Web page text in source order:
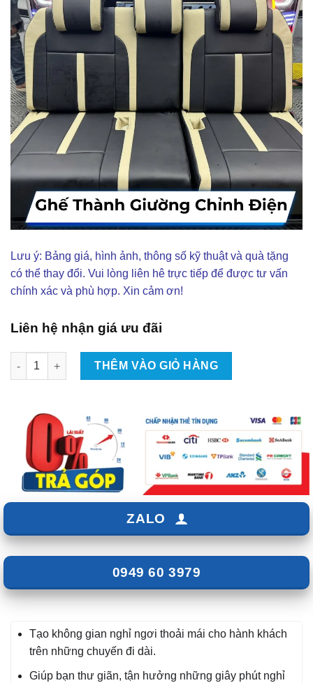
Lưu ý: Bảng giá, hình ảnh, thông số kỹ thuật và quà tặng
có thể thay đổi. Vui lòng liên hê trực tiếp để được tư vấn
chính xác và phù hợp. Xin cảm ơn!
Liên hệ nhận giá ưu đãi
Lắp Ghế ngã thành giường chỉnh điện cho Xpander số lượng
THÊM VÀO GIỎ HÀNG
ZALO
0949 60 3979
Tạo không gian nghỉ ngơi thoải mái cho hành khách
trên những chuyến đi dài.
Giúp bạn thư giãn, tận hưởng những giây phút nghỉ